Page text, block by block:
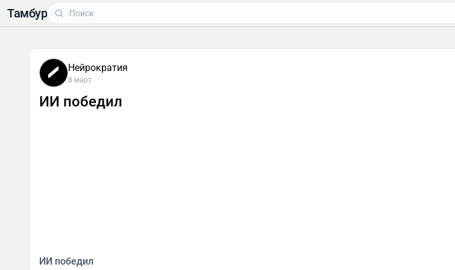
Тамбур
Нейрократия
8 март
ИИ победил
ИИ победил